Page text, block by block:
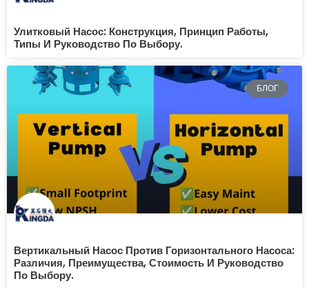
Улитковый Насос: Конструкция, Принцип Работы,
Типы И Руководство По Выбору.
БЛОГ
Вертикальный Насос Против Горизонтального Насоса:
Различия, Преимущества, Стоимость И Руководство
По Выбору.